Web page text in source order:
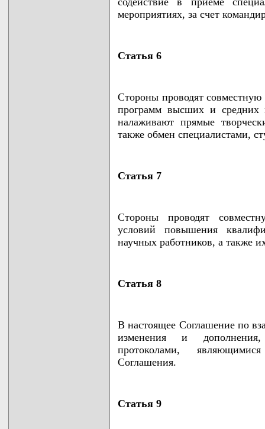
мероприятиях, за счет
Статья 6
Стороны проводят
программ высших и средних
налаживают прямые
также обмен специалистами,
Статья 7
Стороны проводят
условий повышения
научных работников, а также
Статья 8
В настоящее Соглашение по
изменения и
протоколами,
Соглашения.
Статья 9